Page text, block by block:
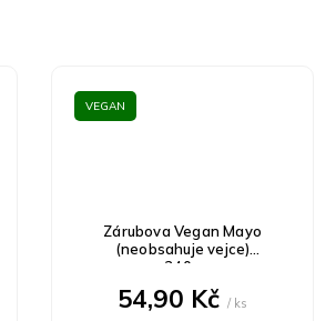
VEGAN
Zárubova Vegan Mayo
(neobsahuje vejce)
340g
54,90 Kč/ ks